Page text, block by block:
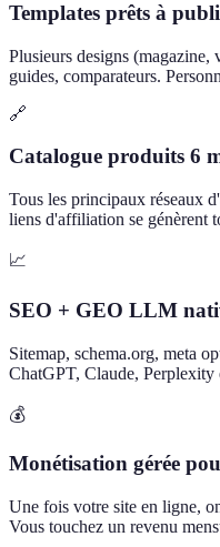
Templates prêts à
Plusieurs designs
guides, comparateurs.
🔗
Catalogue produits 6
Tous les principaux réseaux
liens d'affiliation se génèrent
📈
SEO + GEO LLM
Sitemap, schema.org, meta
ChatGPT, Claude,
💰
Monétisation gérée
Une fois votre site en ligne,
Vous touchez un revenu